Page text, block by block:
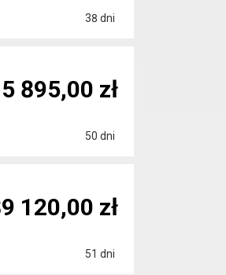
38 dni
50 dni
5 895,00 zł
51 dni
120,00 zł